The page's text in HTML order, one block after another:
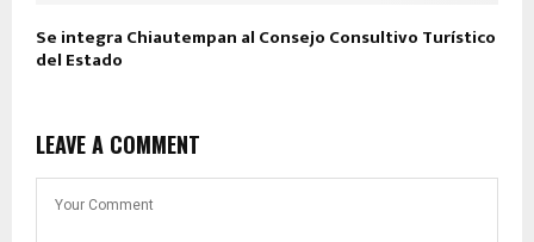
Se integra Chiautempan al Consejo Consultivo Turístico
del Estado
LEAVE A COMMENT